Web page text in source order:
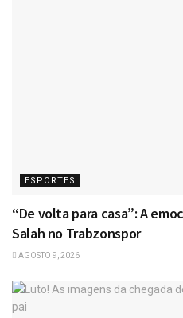
ESPORTES
“De volta para casa”: A
Salah no Trabzonspor
AGOSTO 9, 2026